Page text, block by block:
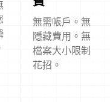
無需帳戶。無
隱藏費用。無
檔案大小限制
花招。